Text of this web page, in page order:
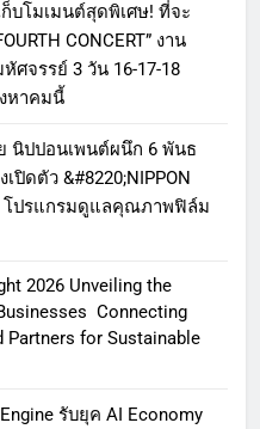
ก็บโมเมนต์สุดพิเศษ! ที่จะ
CONCERT” งาน
ศจรรย์ 3 วัน 16-17-18
หาคมนี้
นิปปอนเพนต์ผนึก 6 พันธ
ปิดตัว &#8220;NIPPON
โปรแกรมดูแลคุณภาพฟิล์ม
2026 Unveiling the
Connecting
Partners for Sustainable
รับยุค AI Economy